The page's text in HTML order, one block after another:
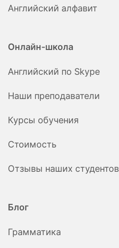
Английский алфавит
Онлайн-школа
Английский по Skype
Наши преподаватели
Курсы обучения
Стоимость
Отзывы наших студентов
Блог
Грамматика